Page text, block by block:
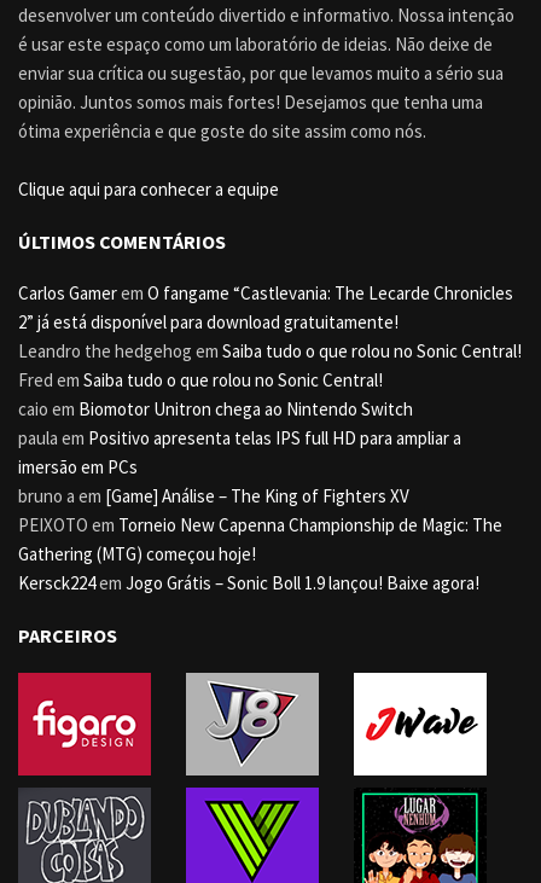
desenvolver um conteúdo divertido e informativo. Nossa intenção
é usar este espaço como um laboratório de ideias. Não deixe de
enviar sua crítica ou sugestão, por que levamos muito a sério sua
opinião. Juntos somos mais fortes! Desejamos que tenha uma
ótima experiência e que goste do site assim como nós.
Clique aqui para conhecer a equipe
ÚLTIMOS COMENTÁRIOS
Carlos Gamerem O fangame “Castlevania: The Lecarde Chronicles
2” já está disponível para download gratuitamente!
Leandro the hedgehog em Saiba tudo o que rolou no Sonic Central!
Fred em Saiba tudo o que rolou no Sonic Central!
caio em Biomotor Unitron chega ao Nintendo Switch
paula em Positivo apresenta telas IPS full HD para ampliar a
imersão em PCs
bruno a em [Game] Análise – The King of Fighters XV
PEIXOTO em Torneio New Capenna Championship de Magic: The
Gathering (MTG) começou hoje!
Kersck224em Jogo Grátis – Sonic Boll 1.9 lançou! Baixe agora!
PARCEIROS